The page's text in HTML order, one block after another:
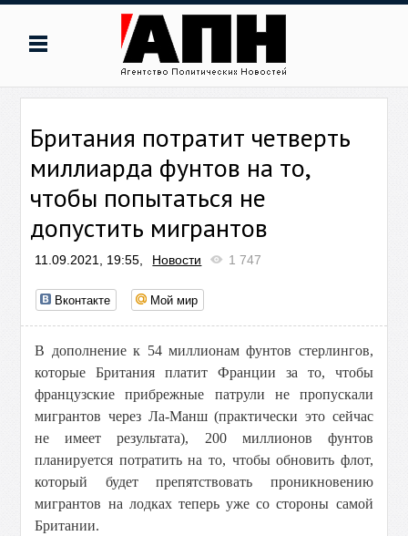
Британия потратит четверть
миллиарда фунтов на то,
чтобы попытаться не
допустить мигрантов
11.09.2021, 19:55, Новости 1 747
Вконтакте Мой мир
В дополнение к 54 миллионам фунтов стерлингов,
которые Британия платит Франции за то, чтобы
французские прибрежные патрули не пропускали
мигрантов через Ла-Манш (практически это сейчас
не имеет результата), 200 миллионов фунтов
планируется потратить на то, чтобы обновить флот,
который будет препятствовать проникновению
мигрантов на лодках теперь уже со стороны самой
Британии.